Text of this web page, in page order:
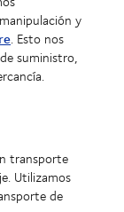
y
. Esto nos
suministro,
transporte
Utilizamos
de